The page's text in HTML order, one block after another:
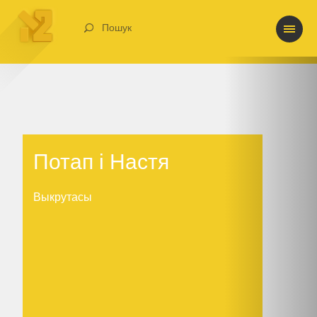
Пошук
Потап і Настя
Выкрутасы